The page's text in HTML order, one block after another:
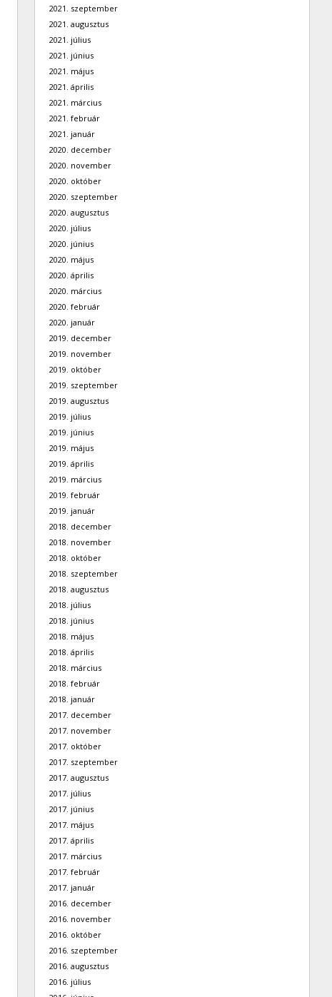
2021. szeptember
2021. augusztus
2021. július
2021. június
2021. május
2021. április
2021. március
2021. február
2021. január
2020. december
2020. november
2020. október
2020. szeptember
2020. augusztus
2020. július
2020. június
2020. május
2020. április
2020. március
2020. február
2020. január
2019. december
2019. november
2019. október
2019. szeptember
2019. augusztus
2019. július
2019. június
2019. május
2019. április
2019. március
2019. február
2019. január
2018. december
2018. november
2018. október
2018. szeptember
2018. augusztus
2018. július
2018. június
2018. május
2018. április
2018. március
2018. február
2018. január
2017. december
2017. november
2017. október
2017. szeptember
2017. augusztus
2017. július
2017. június
2017. május
2017. április
2017. március
2017. február
2017. január
2016. december
2016. november
2016. október
2016. szeptember
2016. augusztus
2016. július